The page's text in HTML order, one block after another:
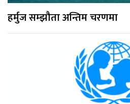
हर्मुज सम्झौता अन्तिम चरणमा